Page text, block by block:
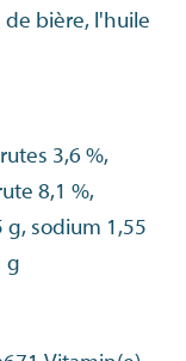
bière, l'huile
3,6 %,
8,1 %,
sodium 1,55
g